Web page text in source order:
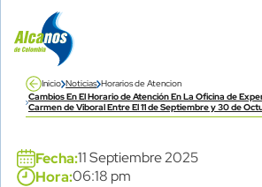
Pasar al contenido principal
Inicio Noticias Horarios de Atencion
Cambios En El Horario de Atención En La Oficina de
Carmen de Viboral Entre El 11 de Septiembre y 30 de
Fecha:11 Septiembre 2025
Hora:06:18 pm